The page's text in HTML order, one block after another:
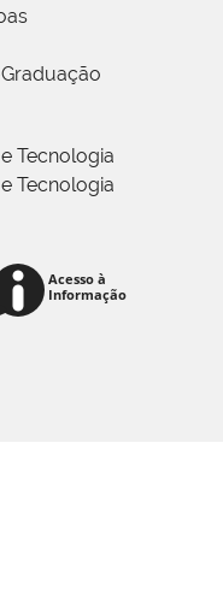
Tecnologia
Tecnologia